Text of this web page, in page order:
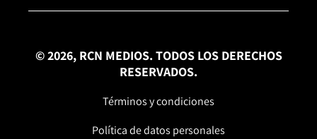
© 2026, RCN MEDIOS. TODOS LOS DERECHOS
RESERVADOS.
Términos y condiciones
Política de datos personales